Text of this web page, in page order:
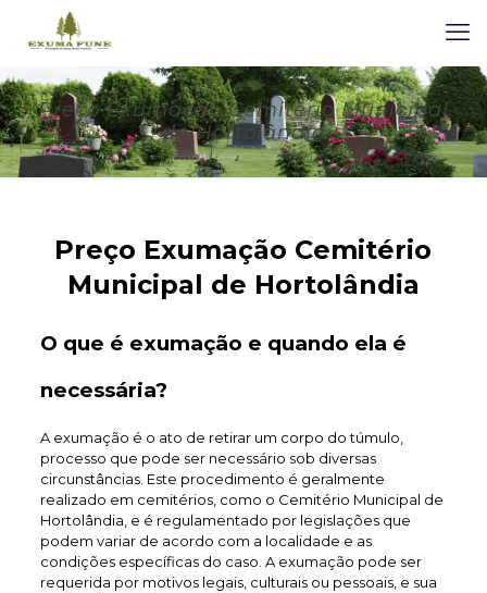
Preço Exumação Cemitério Municipal
de Hortolândia
Preço Exumação Cemitério
Municipal de Hortolândia
O que é exumação e quando ela é
necessária?
A exumação é o ato de retirar um corpo do túmulo,
processo que pode ser necessário sob diversas
circunstâncias. Este procedimento é geralmente
realizado em cemitérios, como o Cemitério Municipal de
Hortolândia, e é regulamentado por legislações que
podem variar de acordo com a localidade e as
condições específicas do caso. A exumação pode ser
requerida por motivos legais, culturais ou pessoais, e sua